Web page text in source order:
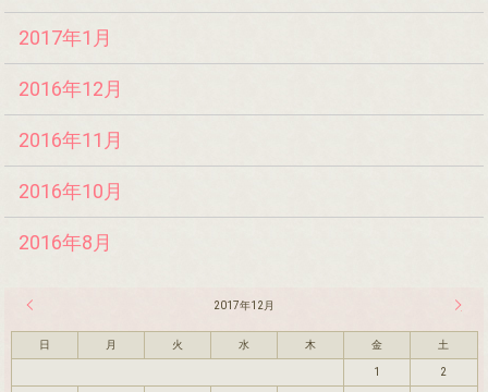
2017年1月
2016年12月
2016年11月
2016年10月
2016年8月
2017年12月
日 月 火 水 木 金 土
1 2